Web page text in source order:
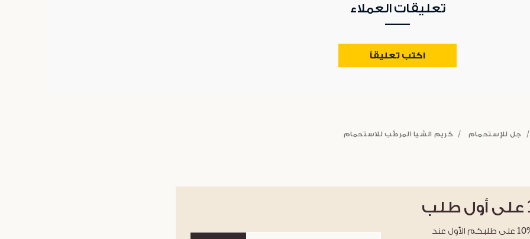
تعليقات العملاء
اكتب تعليقاً
جل للإستحمام كريم الشيا المرطّب للاستحمام
على أول طلب
احصلوا على خصم %10 على طلبكم الأول عند